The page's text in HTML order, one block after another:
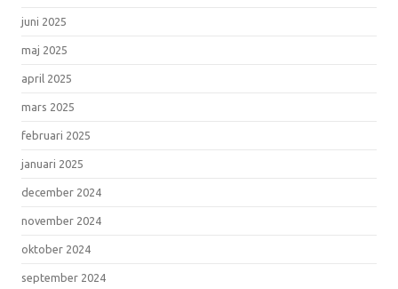
juni 2025
maj 2025
april 2025
mars 2025
februari 2025
januari 2025
december 2024
november 2024
oktober 2024
september 2024